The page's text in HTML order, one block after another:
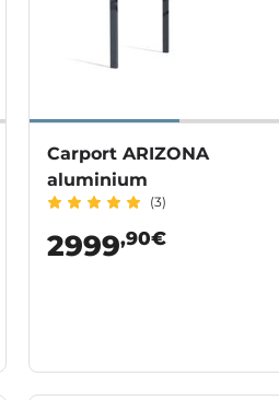
Carport ARIZONA
aluminium
(3)
2999,90€